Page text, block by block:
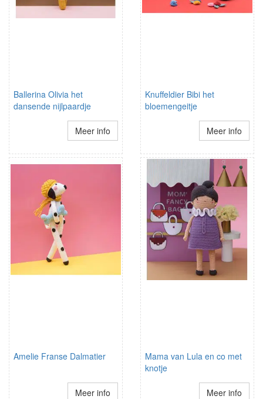
Ballerina Olivia het
dansende nijlpaardje
Meer info
Knuffeldier Bibi het
bloemengeitje
Meer info
Amelie Franse Dalmatier
Meer info
Mama van Lula en co met
knotje
Meer info